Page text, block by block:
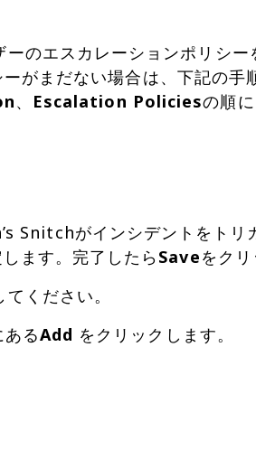
のエスカレーションポリシー
がまだない場合は、下記の手
、 Escalation Policies
Snitchがインシデントをトリ
ます。完了したらSaveをクリ
ください。
るAdd